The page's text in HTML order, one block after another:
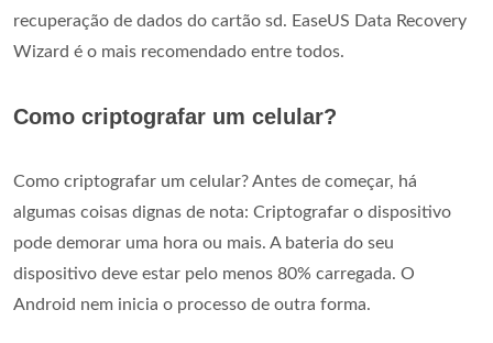
recuperação de dados do cartão sd. EaseUS Data Recovery
Wizard é o mais recomendado entre todos.
Como criptografar um celular?
Como criptografar um celular? Antes de começar, há
algumas coisas dignas de nota: Criptografar o dispositivo
pode demorar uma hora ou mais. A bateria do seu
dispositivo deve estar pelo menos 80% carregada. O
Android nem inicia o processo de outra forma.